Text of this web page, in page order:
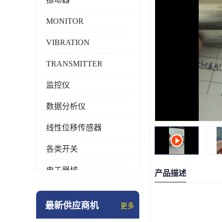
MONITOR
VIBRATION
TRANSMITTER
监控仪
数据分析仪
线性位移传感器
各类开关
电工器械
模块化产品
最新供应商机 更多
产品描述